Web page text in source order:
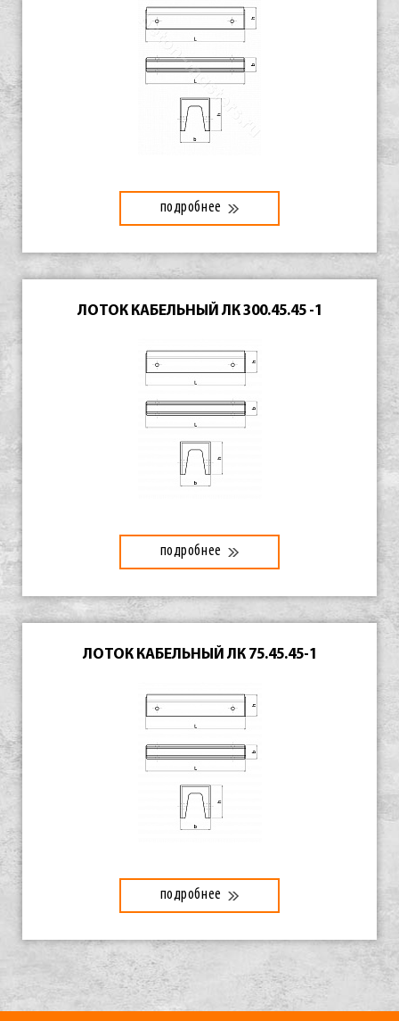
подробнее
ЛОТОК КАБЕЛЬНЫЙ ЛК 300.45.45 -1
подробнее
ЛОТОК КАБЕЛЬНЫЙ ЛК 75.45.45-1
подробнее